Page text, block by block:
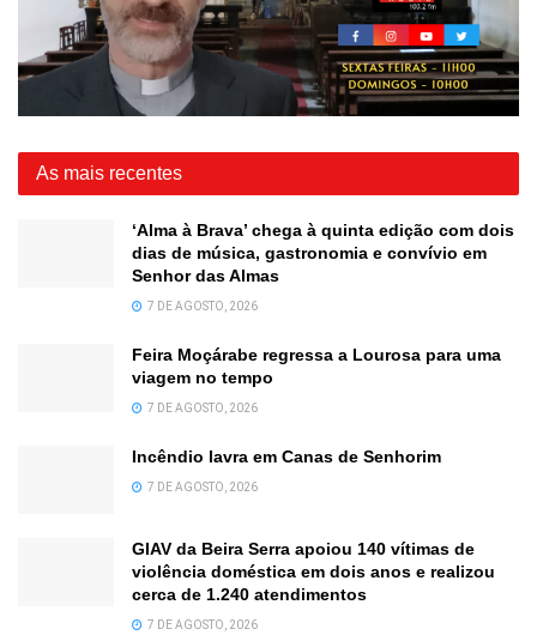
As mais recentes
‘Alma à Brava’ chega à quinta edição com dois
dias de música, gastronomia e convívio em
Senhor das Almas
7 DE AGOSTO, 2026
Feira Moçárabe regressa a Lourosa para uma
viagem no tempo
7 DE AGOSTO, 2026
Incêndio lavra em Canas de Senhorim
7 DE AGOSTO, 2026
GIAV da Beira Serra apoiou 140 vítimas de
violência doméstica em dois anos e realizou
cerca de 1.240 atendimentos
7 DE AGOSTO, 2026